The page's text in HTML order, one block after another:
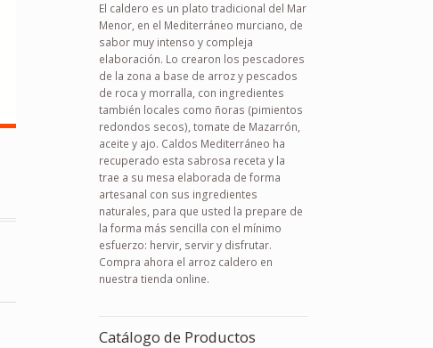
El caldero es un plato tradicional del Mar
Menor, en el Mediterráneo murciano, de
sabor muy intenso y compleja
elaboración. Lo crearon los pescadores
de la zona a base de arroz y pescados
de roca y morralla, con ingredientes
también locales como ñoras (pimientos
redondos secos), tomate de Mazarrón,
aceite y ajo. Caldos Mediterráneo ha
recuperado esta sabrosa receta y la
trae a su mesa elaborada de forma
artesanal con sus ingredientes
naturales, para que usted la prepare de
la forma más sencilla con el mínimo
esfuerzo: hervir, servir y disfrutar.
Compra ahora el arroz caldero en
nuestra tienda online.
Catálogo de Productos